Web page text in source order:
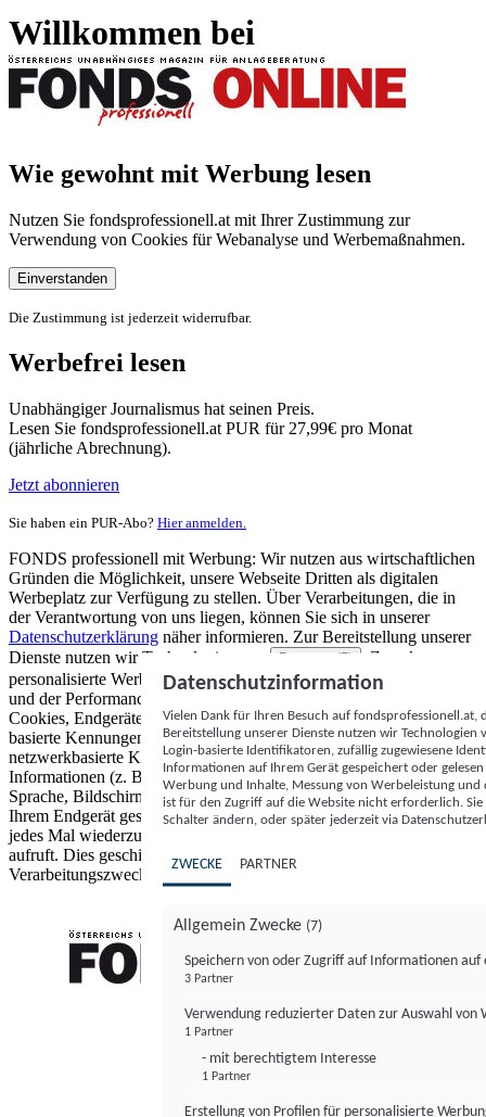
Willkommen bei
Wie gewohnt mit Werbung lesen
Nutzen Sie fondsprofessionell.at mit Ihrer Zustimmung zur
Verwendung von Cookies für Webanalyse und Werbemaßnahmen.
Einverstanden
Die Zustimmung ist jederzeit widerrufbar.
Werbefrei lesen
Unabhängiger Journalismus hat seinen Preis.
Lesen Sie fondsprofessionell.at PUR für 27,99€ pro Monat
(jährliche Abrechnung).
Jetzt abonnieren
Sie haben ein PUR-Abo? Hier anmelden.
FONDS professionell mit Werbung: Wir nutzen aus wirtschaftlichen
Gründen die Möglichkeit, unsere Webseite Dritten als digitalen
Werbeplatz zur Verfügung zu stellen. Über Verarbeitungen, die in
der Verantwortung von uns liegen, können Sie sich in unserer
Datenschutzerklärung näher informieren. Zur Bereitstellung unserer
Dienste nutzen wir Technologien von
Partnern (5)
. Zwecke:
personalisierte Werbung und Inhalte, Messung von Werbeleistung
und der Performance von Inhalten sowie Zielgruppenforschung.
Cookies, Endgeräte- oder ähnliche Online-Kennungen (z. B. login-
basierte Kennungen, zufällig generierte Kennungen,
netzwerkbasierte Kennungen) können zusammen mit anderen
Informationen (z. B. Browsertyp und Browserinformationen,
Sprache, Bildschirmgröße, unterstützte Technologien usw.) auf
Ihrem Endgerät gespeichert oder von dort ausgelesen werden, um es
jedes Mal wiederzuerkennen, wenn es eine App oder einer Webseite
aufruft. Dies geschieht für einen oder mehrere der hier aufgeführten
Verarbeitungszwecke.
Datenschutzinformation
Vielen Dank für Ihren Besuch auf
Bereitstellung unserer Dienste nutzen wir Technologien
Login-basierte Identifikatoren, zufällig zugewiesene
Informationen auf Ihrem Gerät gespeichert oder
Werbung und Inhalte, Messung von Werbeleistung
ist für den Zugriff auf die Website nicht erforderlich.
Schalter ändern, oder später jederzeit via
ZWECKE PARTNER
Allgemein Zwecke (7)
Speichern von oder Zugriff auf Informationen auf
3 Partner
Verwendung reduzierter Daten zur Auswahl von
1 Partner
- mit berechtigtem Interesse
1 Partner
Erstellung von Profilen für personalisierte
FONDS professionell